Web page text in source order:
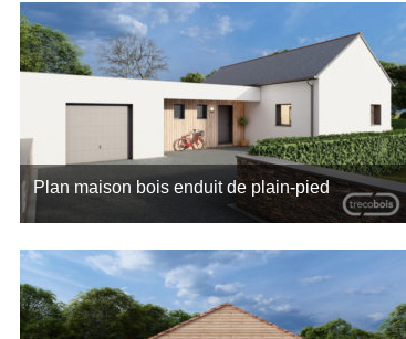
7
Plan maison bois enduit de plain-pied
Trecobois, constructeur de maisons bois à
Quimper. Ce plan de maison de plain-pied de 90m²
associe le charme d’une construction…
7